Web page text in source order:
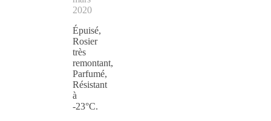
2020
Épuisé,
Rosier
très
remontant,
Parfumé,
Résistant
à
-23°C.